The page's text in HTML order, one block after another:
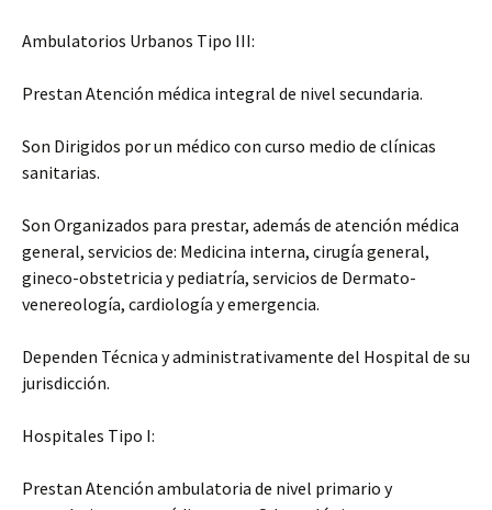
Ambulatorios Urbanos Tipo III:
Prestan Atención médica integral de nivel secundaria.
Son Dirigidos por un médico con curso medio de clínicas
sanitarias.
Son Organizados para prestar, además de atención médica
general, servicios de: Medicina interna, cirugía general,
gineco-obstetricia y pediatría, servicios de Dermato-
venereología, cardiología y emergencia.
Dependen Técnica y administrativamente del Hospital de su
jurisdicción.
Hospitales Tipo I:
Prestan Atención ambulatoria de nivel primario y